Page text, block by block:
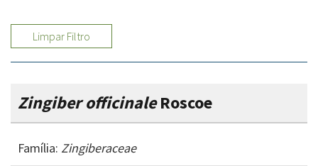
Limpar Filtro
Zingiber officinaleRoscoe
Família: Zingiberaceae